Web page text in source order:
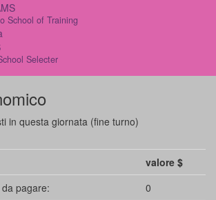
School of Training
Selecter
in questa giornata (fine turno)
valore $
pagare:
0